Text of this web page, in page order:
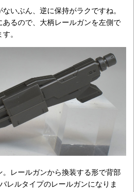
いぶん、逆に保持がラクですね。
るので、大柄レールガンを左側で
。
レールガンから換装する形で背部
レルタイプのレールガンになりま